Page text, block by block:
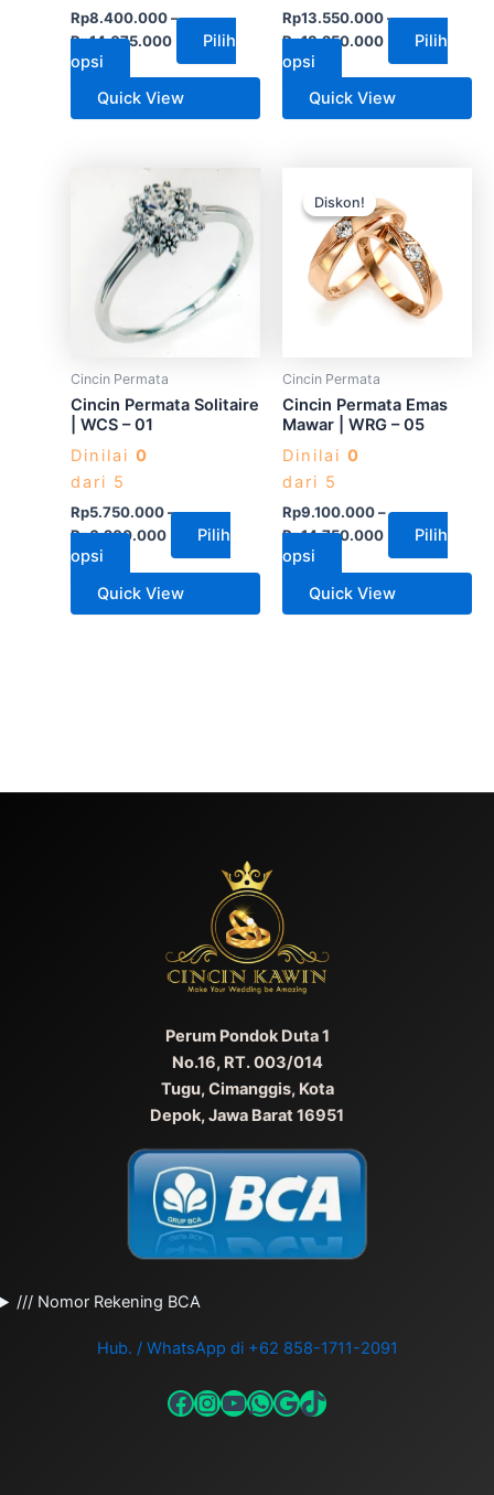
Rp8.400.000–
Rp14.075.000
Pilih
opsi
Quick View
Rp13.550.000–
Rp18.250.000
Pilih
opsi
Quick View
Cincin Permata
Cincin Permata Solitaire
| WCS – 01
Dinilai 0
dari 5
Rp5.750.000–
Rp6.200.000
Pilih
opsi
Produk
ini
memiliki
beberapa
Pilihan
ini
di
halaman
Quick View
Diskon!
Diskon!
Cincin Permata
Cincin Permata Emas
Mawar | WRG – 05
Dinilai 0
dari 5
Rp9.100.000–
Rp14.750.000
Pilih
opsi
ini
memiliki
beberapa
varian.
Pilihan
di
halaman
Quick View
Perum Pondok Duta 1
No.16, RT. 003/014
Tugu, Cimanggis, Kota
Depok, Jawa Barat 16951
/// Nomor Rekening BCA
Hub. / WhatsApp di +62 858-1711-2091